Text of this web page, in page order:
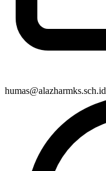
humas@alazharmks.sch.id